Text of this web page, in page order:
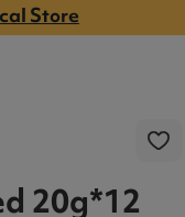
Store
20g*12